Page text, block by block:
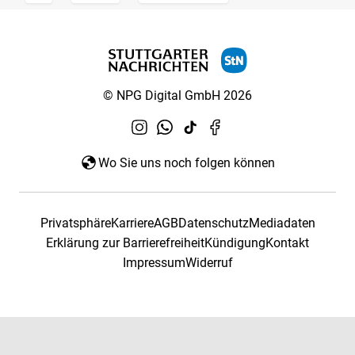
© NPG Digital GmbH 2026
Wo Sie uns noch folgen können
PrivatsphäreKarriereAGBDatenschutzMediadaten
Erklärung zur BarrierefreiheitKündigungKontakt
ImpressumWiderruf